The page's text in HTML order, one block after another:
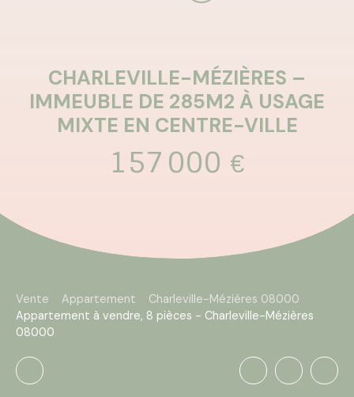
CHARLEVILLE-MÉZIÈRES –
IMMEUBLE DE 285M2 À USAGE
MIXTE EN CENTRE-VILLE
157 000 €
Vente Appartement
Charleville-Mézières 08000
Appartement à vendre, 8 pièces - Charleville-Mézières
08000